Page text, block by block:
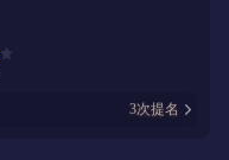
3次提名